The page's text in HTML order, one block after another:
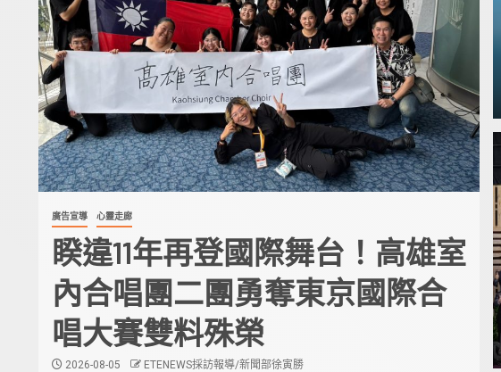
廣告宣導 心靈走廊
睽違11年再登國際舞台！高雄室
內合唱團二團勇奪東京國際合
唱大賽雙料殊榮
2026-08-05 ETENEWS採訪報導/新聞部徐寅勝